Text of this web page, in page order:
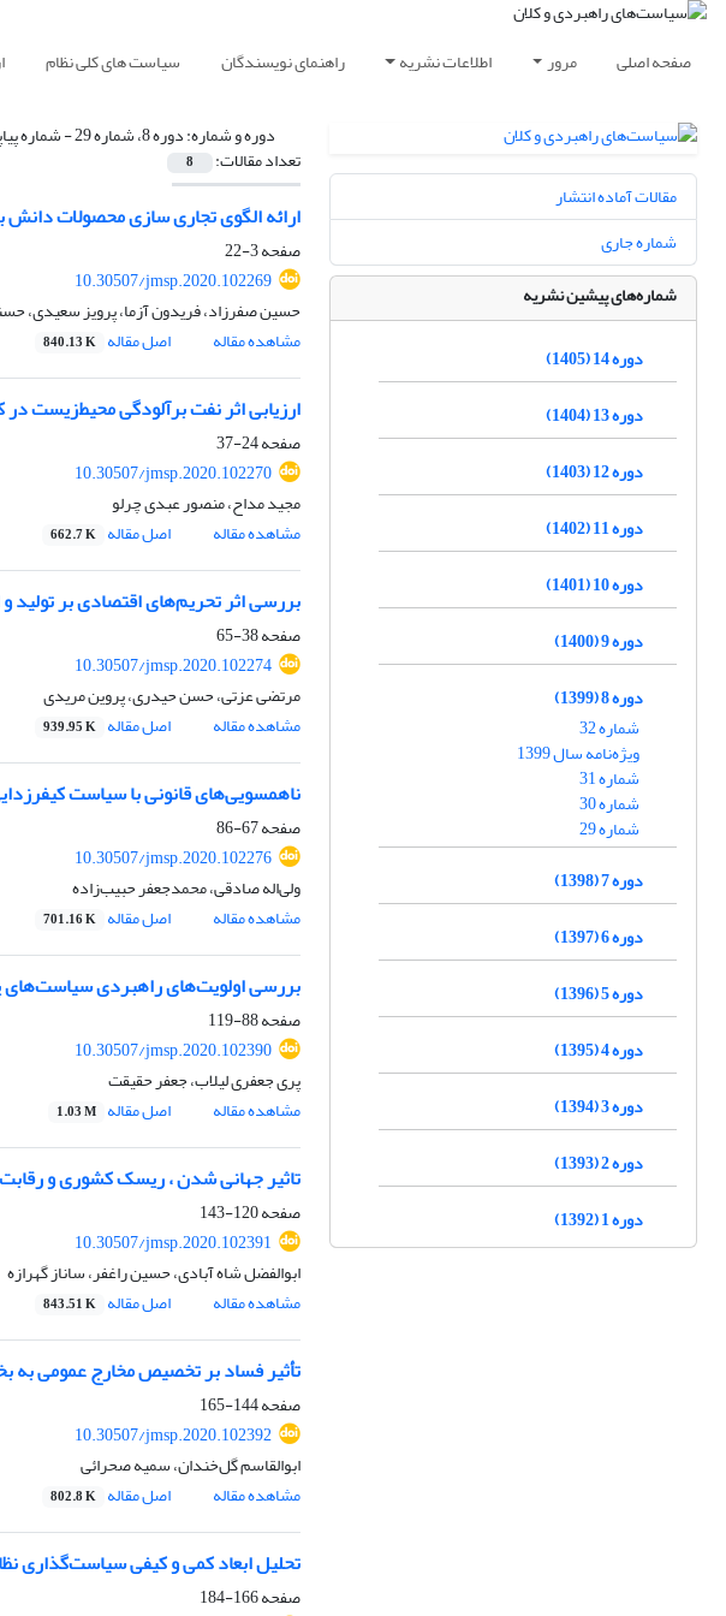
صفحه اصلی مرور اطلاعات نشریه راهنمای نویسندگان سیاست های کلی نظام
دوره و شماره:دوره 8، شماره 29 - شماره پیاپی 29، بهار 1399، صفحه 1-184
تعداد مقالات: 8
ارائه الگوی تجاری سازی محصولات دانش
صفحه3-22
10.30507/jmsp.2020.102269
حسین صفرزاد، فریدون آزما، پرویز سعیدی،
مشاهده مقاله
اصل مقاله 840.13 K
ارزیابی اثر نفت برآلودگی محیط‌زیست
صفحه24-37
10.30507/jmsp.2020.102270
مجید مداح، منصور عبدی چرلو
مشاهده مقاله
اصل مقاله 662.7 K
بررسی اثر تحریم‌های اقتصادی بر
صفحه38-65
10.30507/jmsp.2020.102274
مرتضی عزتی، حسن حیدری، پروین مریدی
مشاهده مقاله
اصل مقاله 939.95 K
ناهمسویی‌های قانونی با سیاست
صفحه67-86
10.30507/jmsp.2020.102276
ولیاله صادقی، محمدجعفر حبیب‌زاده
مشاهده مقاله
اصل مقاله 701.16 K
بررسی اولویتهای راهبردی سیاستهای
صفحه88-119
10.30507/jmsp.2020.102390
پری جعفری لیلاب، جعفر حقیقت
مشاهده مقاله
اصل مقاله 1.03 M
تاثیر جهانی شدن ، ریسک کشوری و
صفحه120-143
10.30507/jmsp.2020.102391
ابوالفضل شاه آبادی، حسین راغفر، ساناز گهرازه
مشاهده مقاله
اصل مقاله 843.51 K
تأثیر فساد بر تخصیص مخارج عمومی به
صفحه144-165
10.30507/jmsp.2020.102392
ابوالقاسم گلخندان، سمیه صحرائی
مشاهده مقاله
اصل مقاله 802.8 K
تحلیل ابعاد کمی و کیفی سیاستگذاری
صفحه166-184
مقالات آماده انتشار
شماره جاری
شماره‌های پیشین نشریه
دوره 14 (1405)
دوره 13 (1404)
دوره 12 (1403)
دوره 11 (1402)
دوره 10 (1401)
دوره 9 (1400)
دوره 8 (1399)
شماره 32
ویژه‌نامه سال 1399
شماره 31
شماره 30
شماره 29
دوره 7 (1398)
دوره 6 (1397)
دوره 5 (1396)
دوره 4 (1395)
دوره 3 (1394)
دوره 2 (1393)
دوره 1 (1392)